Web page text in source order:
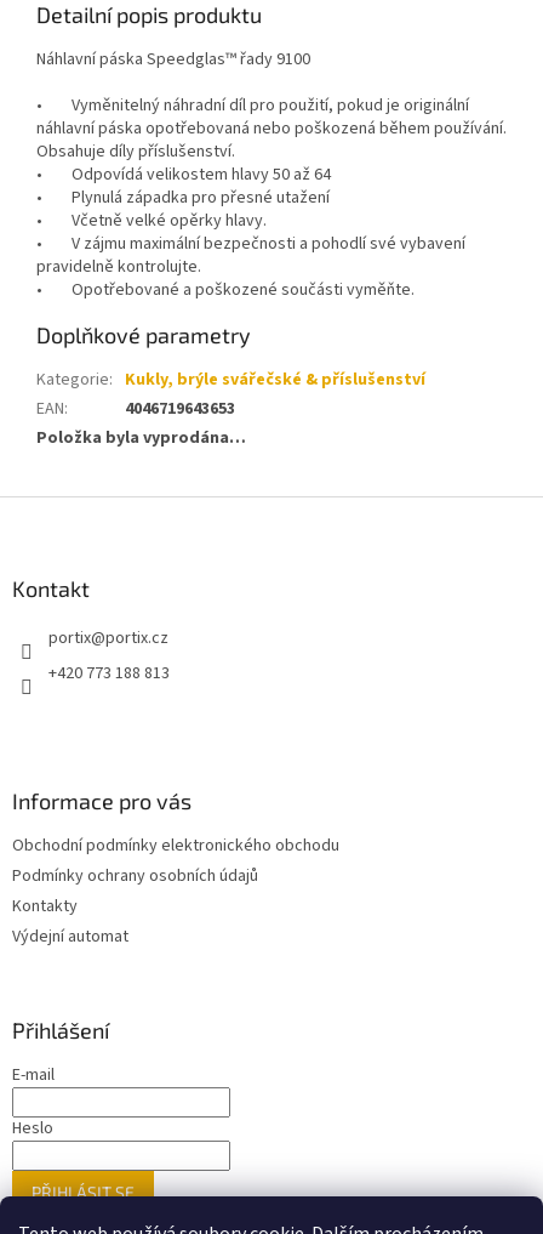
Detailní popis produktu
Náhlavní páska Speedglas™ řady 9100
• Vyměnitelný náhradní díl pro použití, pokud je originální
náhlavní páska opotřebovaná nebo poškozená během používání.
Obsahuje díly příslušenství.
• Odpovídá velikostem hlavy 50 až 64
• Plynulá západka pro přesné utažení
• Včetně velké opěrky hlavy.
• V zájmu maximální bezpečnosti a pohodlí své vybavení
pravidelně kontrolujte.
• Opotřebované a poškozené součásti vyměňte.
Doplňkové parametry
Kategorie: Kukly, brýle svářečské & příslušenství
EAN:
4046719643653
Položka byla vyprodána…
Kontakt
portix@portix.cz
+420 773 188 813
Informace pro vás
Obchodní podmínky elektronického obchodu
Podmínky ochrany osobních údajů
Kontakty
Výdejní automat
Přihlášení
E-mail
Heslo
PŘIHLÁSIT SE
Nová registraceZapomenuté heslo